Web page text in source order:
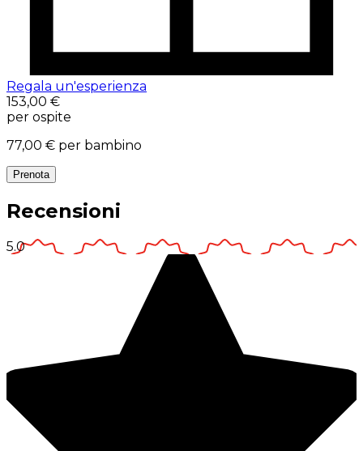
Regala un'esperienza
153,00 €
per ospite
77,00 € per bambino
Prenota
Recensioni
5.0